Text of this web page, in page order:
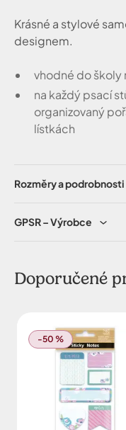
Krásné a stylové
designem.
vhodné do školy
na každý psací
organizovaný
lístkách
Rozměry a podrobnosti
GPSR – Výrobce
Doporučené
-50 %